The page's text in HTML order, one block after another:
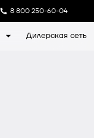
8 800 250-60-04
Дилерская сеть